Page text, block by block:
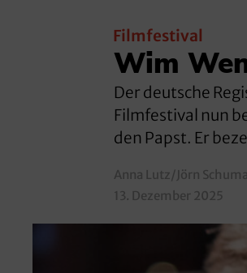
Filmfestival
Wim
Der deutsche
Filmfestival nun
den Papst. Er
Anna Lutz/Jörn
13. Dezember 2025